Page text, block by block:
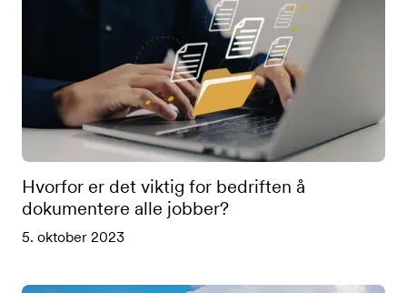
Hvorfor er det viktig for bedriften å
dokumentere alle jobber?
5. oktober 2023